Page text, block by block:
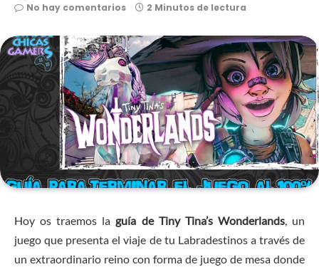
No hay comentarios
2 Minutos de lectura
Hoy os traemos laguía de Tiny Tina’s Wonderlands, un
juego que presenta el viaje de tu Labradestinos a través de
un extraordinario reino con forma de juego de mesa donde